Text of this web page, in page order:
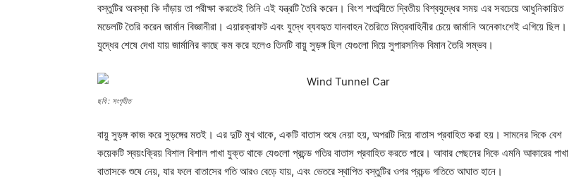
বস্তুটির অবস্থা কি দাঁড়ায় তা পরীক্ষা করতেই তিনি এই যন্ত্রটি তৈরি করেন। বিংশ শতাব্দীতে দ্বিতীয় বিশ্বযুদ্ধের সময় এর সবচেয়ে আধুনিকায়িত
মডেলটি তৈরি করেন জার্মান বিজ্ঞানীরা। এয়ারক্রাফট এবং যুদ্ধে ব্যবহৃত যানবাহন তৈরিতে মিত্রবাহিনীর চেয়ে জার্মানি অনেকাংশেই এগিয়ে ছিল।
যুদ্ধের শেষে দেখা যায় জার্মানির কাছে কম করে হলেও তিনটি বায়ু সুড়ঙ্গ ছিল যেগুলো দিয়ে সুপারসনিক বিমান তৈরি সম্ভব।
ছবি : সংগৃহীত
বায়ু সুড়ঙ্গ কাজ করে সুড়ঙ্গের মতই। এর দুটি মুখ থাকে, একটি বাতাস শুষে নেয়া হয়, অপরটি দিয়ে বাতাস প্রবাহিত করা হয়। সামনের দিকে বেশ
কয়েকটি স্বয়ংক্রিয় বিশাল বিশাল পাখা যুক্ত থাকে যেগুলো প্রচন্ড গতির বাতাস প্রবাহিত করতে পারে। আবার পেছনের দিকে এমনি আকারের পাখা
বাতাসকে শুষে নেয়, যার ফলে বাতাসের গতি আরও বেড়ে যায়, এবং ভেতরে স্থাপিত বস্তুটির ওপর প্রচন্ড গতিতে আঘাত হানে।